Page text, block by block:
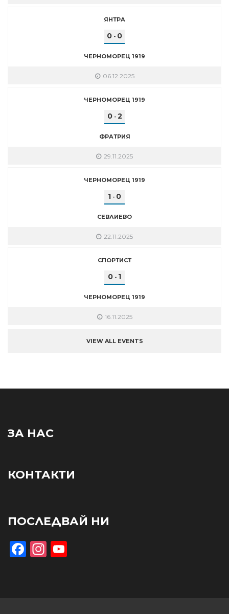
ЯНТРА
0 - 0
ЧЕРНОМОРЕЦ 1919
06.12.2025
ЧЕРНОМОРЕЦ 1919
0- 2
ФРАТРИЯ
29.11.2025
ЧЕРНОМОРЕЦ 1919
1 - 0
СЕВЛИЕВО
22.11.2025
СПОРТИСТ
0 - 1
ЧЕРНОМОРЕЦ 1919
16.11.2025
VIEW ALL EVENTS
ЗА НАС
КОНТАКТИ
ПОСЛЕДВАЙ НИ
Facebook
Instagram